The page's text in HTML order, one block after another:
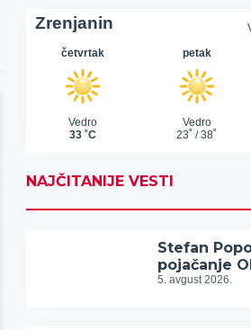
NAJČITANIJE VESTI
Stefan
pojačanje
5. avgust 2026.